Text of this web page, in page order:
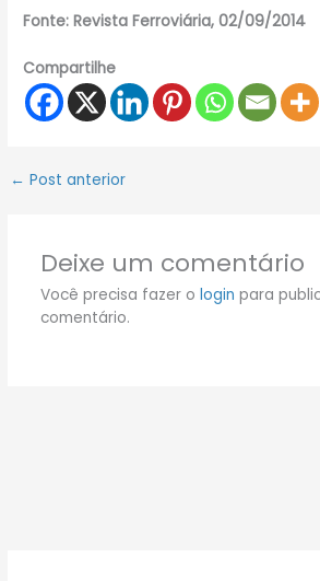
Fonte: Revista Ferroviária, 02/09/2014
Compartilhe
← Post anterior
Deixe um comentário
Você precisa fazer o login para
comentário.